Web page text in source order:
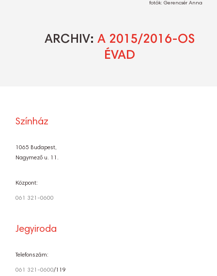
fotók: Gerencsér Anna
ARCHIV: A 2015/2016-OS
ÉVAD
Színház
1065 Budapest,
Nagymező u. 11.
Központ:
061 321-0600
Jegyiroda
Telefonszám:
061 321-0600/119